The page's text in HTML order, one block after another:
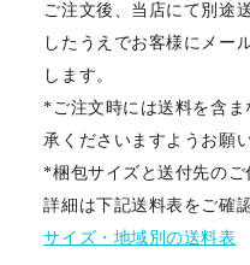
ご注文後、当店にて別途
したうえでお客様にメー
します。
*ご注文時には送料を含ま
承くださいますようお願
*梱包サイズと送付先のご
詳細は下記送料表をご確
サイズ・地域別の送料表